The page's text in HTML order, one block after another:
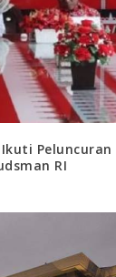
Peluncuran
RI